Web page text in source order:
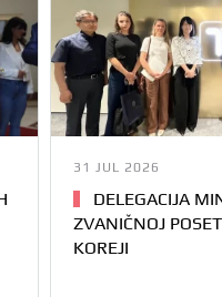
31 JUL 2026
DELEGACIJA
ZVANIČNOJ
KOREJI